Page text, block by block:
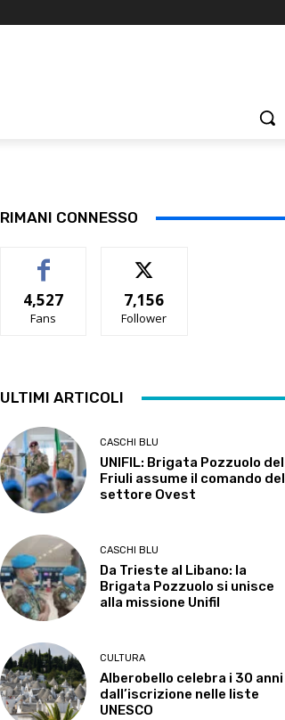
RIMANI CONNESSO
4,527
Fans
7,156
Follower
ULTIMI ARTICOLI
CASCHI BLU
UNIFIL: Brigata Pozzuolo del
Friuli assume il comando del
settore Ovest
CASCHI BLU
Da Trieste al Libano: la
Brigata Pozzuolo si unisce
alla missione Unifil
CULTURA
Alberobello celebra i 30 anni
dall’iscrizione nelle liste
UNESCO